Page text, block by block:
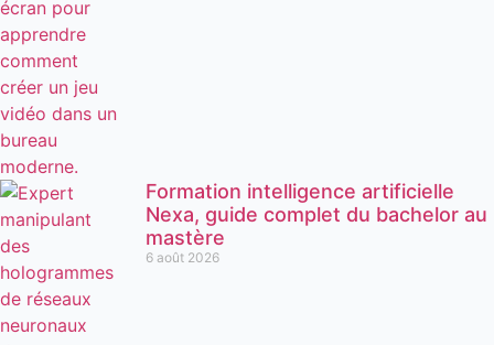
Formation intelligence artificielle
Nexa, guide complet du bachelor au
mastère
6 août 2026